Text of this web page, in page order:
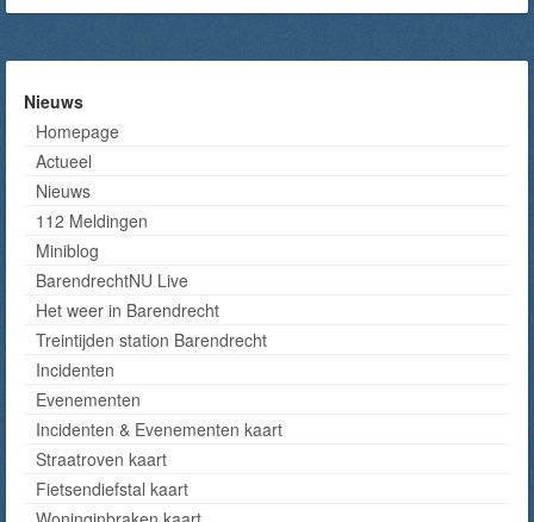
Nieuws
Homepage
Actueel
Nieuws
112 Meldingen
Miniblog
BarendrechtNU Live
Het weer in Barendrecht
Treintijden station Barendrecht
Incidenten
Evenementen
Incidenten & Evenementen kaart
Straatroven kaart
Fietsendiefstal kaart